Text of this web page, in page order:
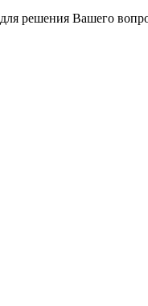
решения Вашего